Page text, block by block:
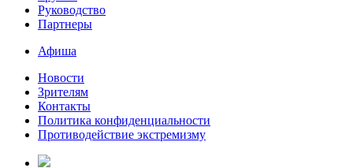
Руководство
Партнеры
Афиша
Новости
Зрителям
Контакты
Политика конфиденциальности
Противодействие экстремизму